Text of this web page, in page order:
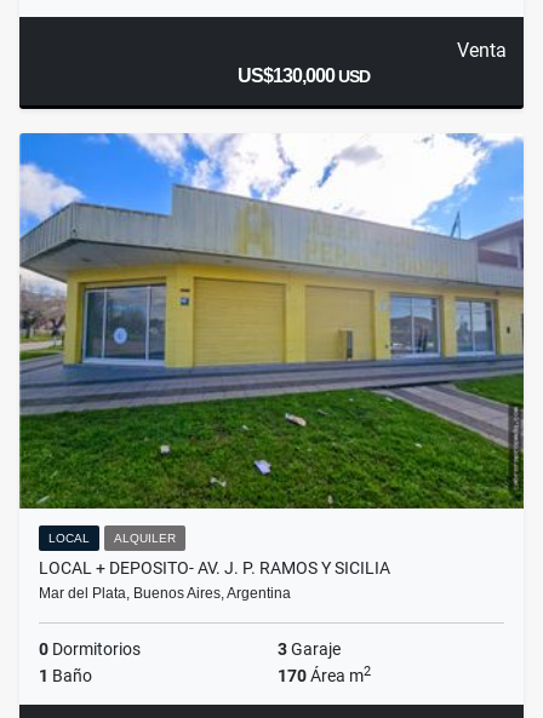
Venta
US$130,000USD
LOCAL ALQUILER
LOCAL + DEPOSITO- AV. J. P. RAMOS Y SICILIA
Mar del Plata, Buenos Aires, Argentina
0 Dormitorios 3Garaje
1 Baño 170Área m2